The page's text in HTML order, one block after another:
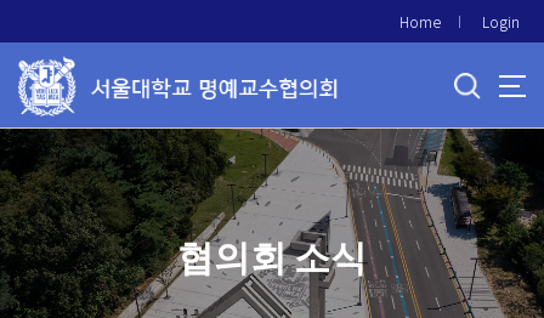
로
메
뉴
Home Login
협의회 소식